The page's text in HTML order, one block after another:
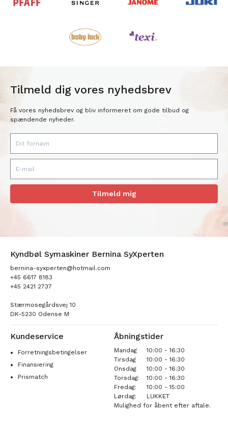
Tilmeld dig vores nyhedsbrev
Få vores nyhedsbrev og bliv informeret om gode tilbud og
spændende nyheder.
Tilmeld mig
Kyndbøl Symaskiner Bernina SyXperten
bernina-syxperten@hotmail.com
+45 6617 8183
+45 2421 2737
Stærmosegårdsvej 10
DK-5230 Odense M
Kundeservice
Forretningsbetingelser
Finansiering
Prismatch
Åbningstider
Mandag
10:00 - 16:30
Tirsdag
10:00 - 16:30
Onsdag
10:00 - 16:30
Torsdag:
10:00 - 16:30
Fredag:
10:00 - 15:00
Lørdag:
LUKKET
Mulighed for åbent efter aftale.